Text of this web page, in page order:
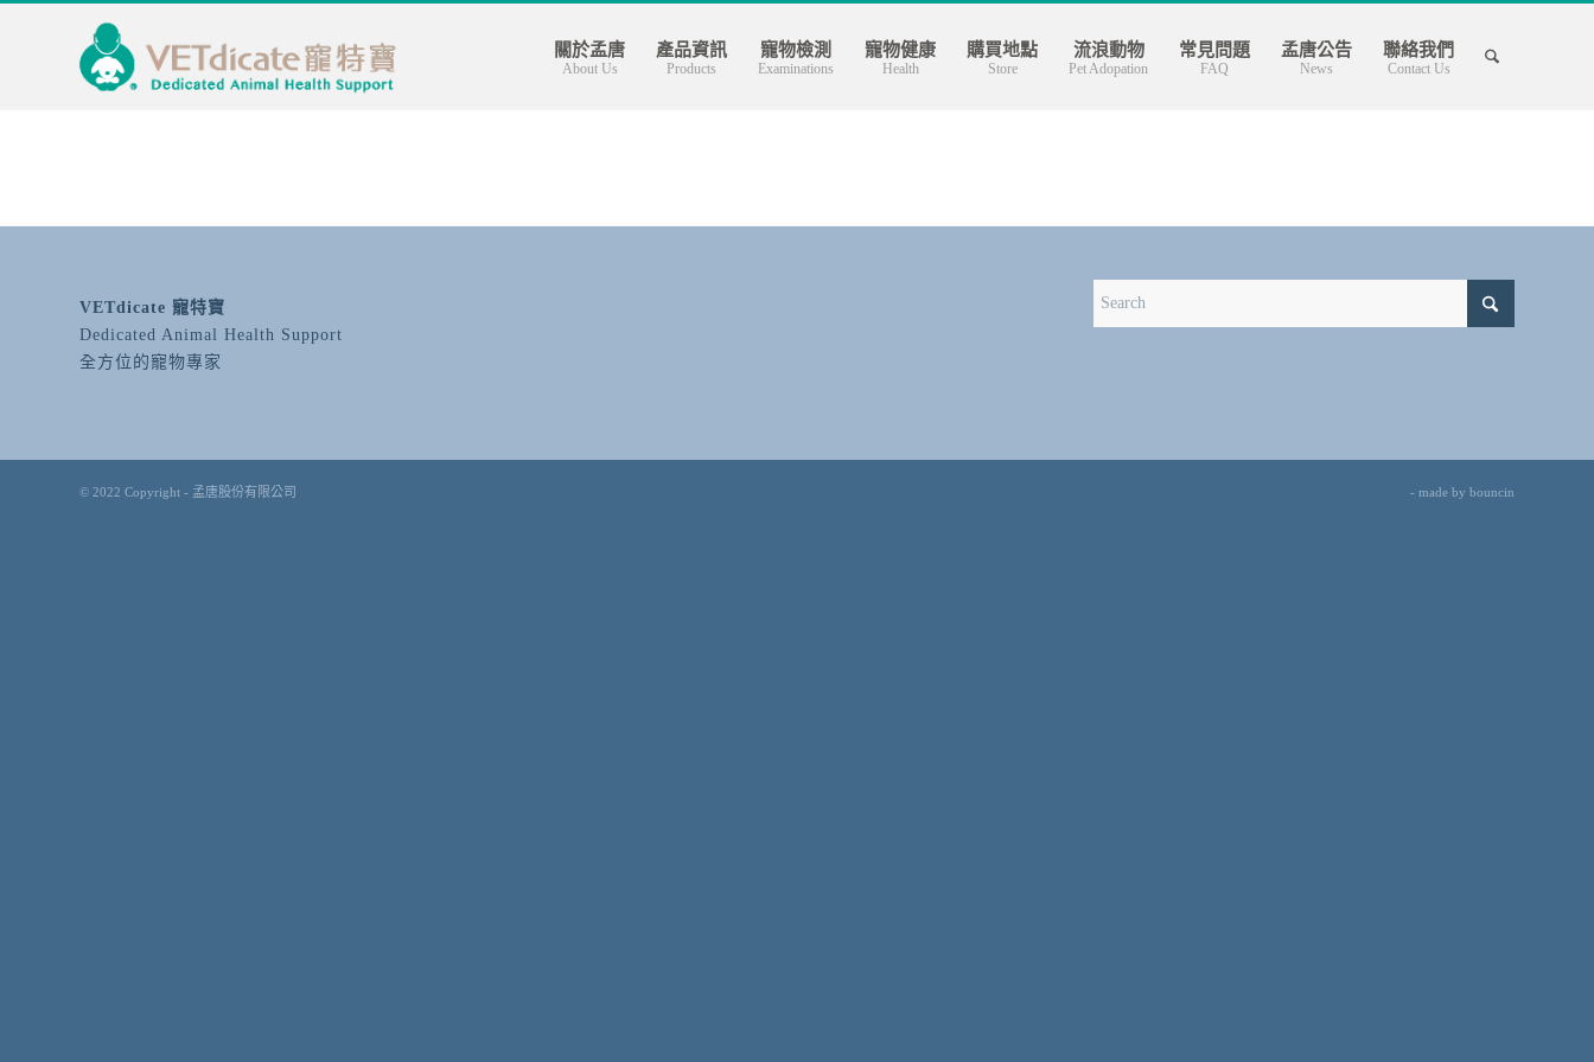
關於孟唐
About Us
產品資訊
Products
寵物檢測
Examinations
寵物健康
Health
購買地點
Store
流浪動物
Pet Adopation
常見問題
FAQ
孟唐公告
News
聯絡我們
Contact Us
VETdicate 寵特寶
Dedicated Animal Health Support
全方位的寵物專家
© 2022 Copyright - 孟唐股份有限公司 - made by bouncin